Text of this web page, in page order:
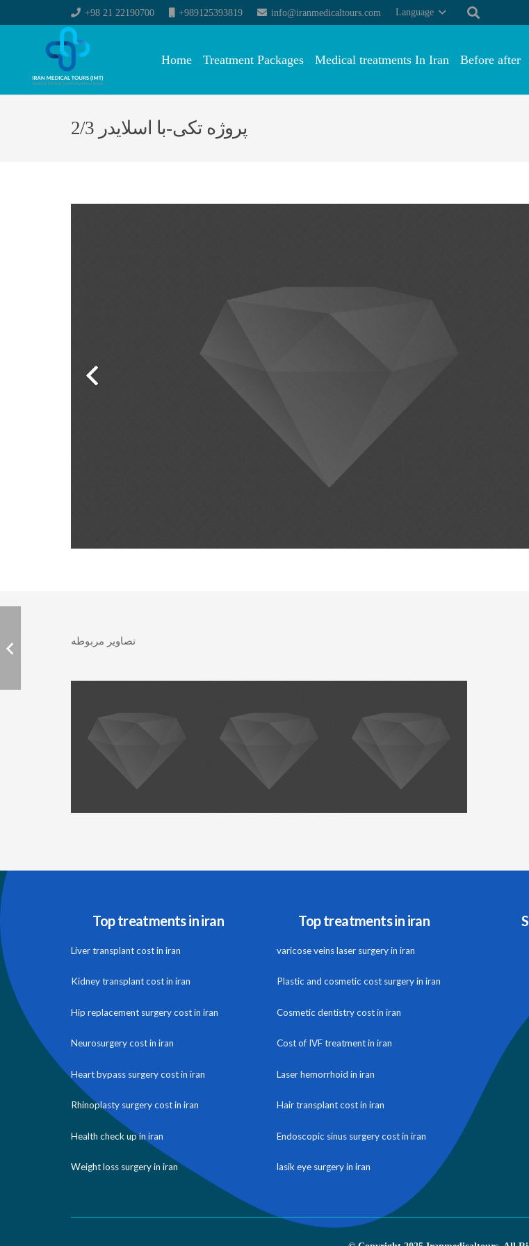
+98 21 22190700 +989125393819 info@iranmedicaltours.com Language
Home Treatment Packages Medical treatments In Iran Before after
پروژه تکی-با اسلایدر 2/3
تصاویر مربوطه
Top treatments in iran
Liver transplant cost in iran
Kidney transplant cost in iran
Hip replacement surgery cost in iran
Neurosurgery cost in iran
Heart bypass surgery cost in iran
Rhinoplasty surgery cost in iran
Health check up in iran
Weight loss surgery in iran
Top treatments in iran
varicose veins laser surgery in iran
Plastic and cosmetic cost surgery in iran
Cosmetic dentistry cost in iran
Cost of IVF treatment in iran
Laser hemorrhoid in iran
Hair transplant cost in iran
Endoscopic sinus surgery cost in iran
lasik eye surgery in iran